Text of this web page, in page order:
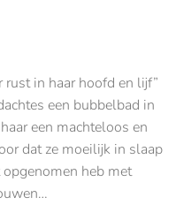
rust in haar hoofd en lijf”
een bubbelbad in
een machteloos en
dat ze moeilijk in slaap
heb met